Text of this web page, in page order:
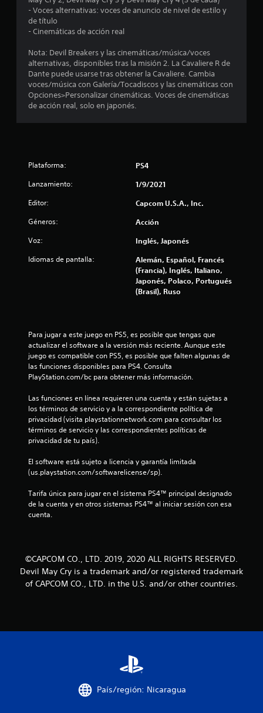
:
.
7
7
e
a
e
c
n
c
s
e
l
- Voces alternativas: voces de anuncio de nivel de estilo y
de título
- Cinemáticas de acción real
Nota: Devil Breakers y las cinemáticas/música/voces
alternativas, disponibles tras la misión 2. La Cavaliere R de
Dante puede usarse tras obtener la Cavaliere. Cambia
voces/música con Galería/Tocadiscos y las cinemáticas con
Opciones>Personalizar cinemáticas. Voces de cinemáticas
de acción real, solo en japonés.
Plataforma: PS4
Lanzamiento: 1/9/2021
Editor: Capcom U.S.A., Inc.
Géneros: Acción
Voz: Inglés, Japonés
Idiomas de pantalla:
Alemán, Español, Francés
(Francia), Inglés, Italiano,
Japonés, Polaco, Portugués
(Brasil), Ruso
Para jugar a este juego en PS5, es posible que tengas que
actualizar el software a la versión más reciente. Aunque este
juego es compatible con PS5, es posible que falten algunas de
las funciones disponibles para PS4. Consulta
PlayStation.com/bc para obtener más información.
Las funciones en línea requieren una cuenta y están sujetas a
los términos de servicio y a la correspondiente política de
privacidad (visita playstationnetwork.com para consultar los
términos de servicio y las correspondientes políticas de
privacidad de tu país).
El software está sujeto a licencia y garantía limitada
(us.playstation.com/softwarelicense/sp).
Tarifa única para jugar en el sistema PS4™ principal designado
de la cuenta y en otros sistemas PS4™ al iniciar sesión con esa
cuenta.
©CAPCOM CO., LTD. 2019, 2020 ALL RIGHTS RESERVED.
Devil May Cry is a trademark and/or registered trademark
of CAPCOM CO., LTD. in the U.S. and/or other countries.
País/región: Nicaragua